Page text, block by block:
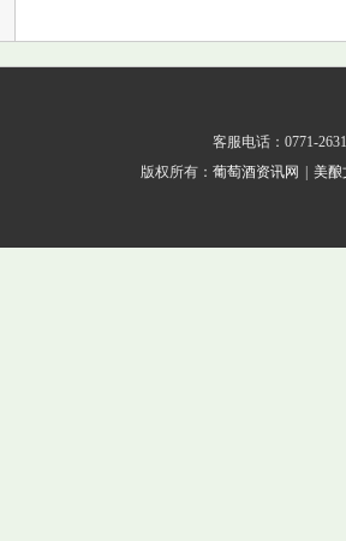
客服电话：0771-
版权所有： 葡萄酒资讯网 美酿